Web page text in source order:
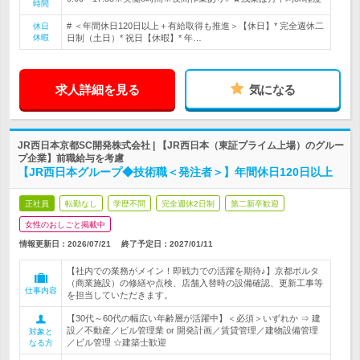
時間
休日
休暇
# ＜年間休日120日以上＋有給取得も推進＞【休日】* 完全週休二
日制（土日）* 祝日【休暇】* 年…
求人詳細を見る 気になる
JR西日本京都SC開発株式会社 | 【JR西日本（東証プライム上場）のグルー
プ企業】前職給与を考慮
【JR西日本グループ◆技術職＜発注者＞】年間休日120日以上
正社員 転勤なし 学歴不問 完全週休2日制 第二新卒歓迎
女性のおしごと掲載中
情報更新日：2026/07/21 終了予定日： 2027/01/11
仕事内容
【社内での業務がメイン！即戦力での活躍を期待♪】京都ポルタ
（商業施設）の修繕や点検、店舗入替時の設備確認、更新工事等
を担当していただきます。
対象と
なる方
【30代～60代の幅広い年齢層が活躍中】＜必須＞いずれか ⇒ 建
設／不動産／ビル管理業 or 開発計画／賃貸管理／建物設備管理
／ビル管理 ☆建築士歓迎